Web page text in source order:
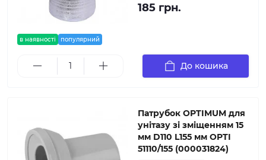
в наявності популярний
185 грн.
До кошика
Патрубок OPTIMUM для
унітазу зі зміщенням 15
мм D110 L155 мм OPTI
51110/155 (000031824)